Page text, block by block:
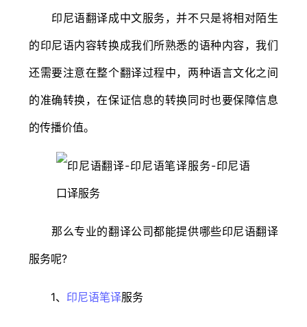
印尼语翻译成中文服务，并不只是将相对陌生
的印尼语内容转换成我们所熟悉的语种内容，我们
还需要注意在整个翻译过程中，两种语言文化之间
的准确转换，在保证信息的转换同时也要保障信息
的传播价值。
那么专业的翻译公司都能提供哪些印尼语翻译
服务呢?
1、 印尼语笔译服务